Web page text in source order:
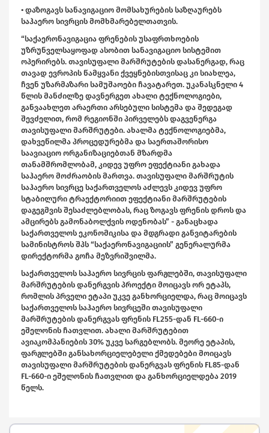
• დაზოგავს სანავიგაციო მომსახურების საზღაურებს
საჰაერო სივრცის მომხმარებელთათვის.
“საქაერონავიგაცია ფრენების უსაფრთხოების
უზრუნველსაყოფად ასობით სანავიგაციო სისტემით
ოპერირებს. თავისუფალი მარშრუტების დასანერგად, რაც
თავად ევროპის წამყვანი ქვეყნებისთვისაც კი სიახლეა,
ჩვენ უზარმაზარი სამუშაოები ჩავატარეთ. უკანასკნელი 4
წლის მანძილზე დავნერგეთ ახალი ტექნოლოგიები,
განვაახლეთ არაერთი არსებული სისტემა და შედეგად
შევძელით, რომ რეგიონში პირველებს დაგვენერგა
თავისუფალი მარშრუტები. ახალმა ტექნოლოგიებმა,
დახვეწილმა პროცედურებმა და საერთაშორისო
საავიაციო ორგანიზაციებთან მზარდმა
თანამშრომლობამ, კიდევ უფრო ეფექტიანი გახადა
საჰაერო მოძრაობის მართვა. თავისუფალი მარშრუტის
საჰაერო სივრცე საქართველოს აძლევს კიდევ უფრო
სტაბილური ტრაექტორიით ეფექტიანი მარშრუტების
დაგეგმვის შესაძლებლობას, რაც ზოგავს ფრენის დროს და
ამცირებს გამონაბოლქვის ოდენობას” - განაცხადა
საქართველოს ეკონომიკისა და მდგრადი განვიტარების
სამინისტროს შპს “საქაერონავიგაციის” გენერალურმა
დირექტორმა გოჩა მეზვრიშვილმა.
საქართველოს საჰაერო სივრცის ფარგლებში, თავისუფალი
მარშრუტების დანერგვის პროექტი მოიცავს ორ ეტაპს,
რომლის პრველი ეტაპი უკვე განხორციელდა, რაც მოიცავს
საქართველოს საჰაერო სივრცეში თავისუფალი
მარშრუტების დანერგვას ფრენის FL255-დან FL-660-ი
ეშელონის ჩათვლით. ახალი მარშრუტებით
ავიაკომპანიების 30% უკვე სარგებლობს. მეორე ეტაპის,
ფარგლებში განსახორციელებელი ქმედებები მოიცავს
თავისუფალი მარშრუტების დანერგვას ფრენის FL85-დან
FL-660-ი ეშელონის ჩათვლით და განხორციელდება 2019
წელს.